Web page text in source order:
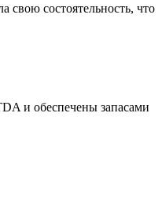
свою состоятельность, что
и обеспечены запасами